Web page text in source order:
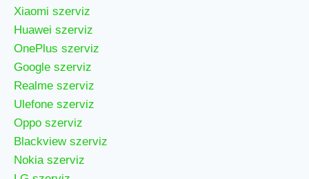
Xiaomi szerviz
Huawei szerviz
OnePlus szerviz
Google szerviz
Realme szerviz
Ulefone szerviz
Oppo szerviz
Blackview szerviz
Nokia szerviz